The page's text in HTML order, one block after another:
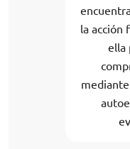
la acción
ella